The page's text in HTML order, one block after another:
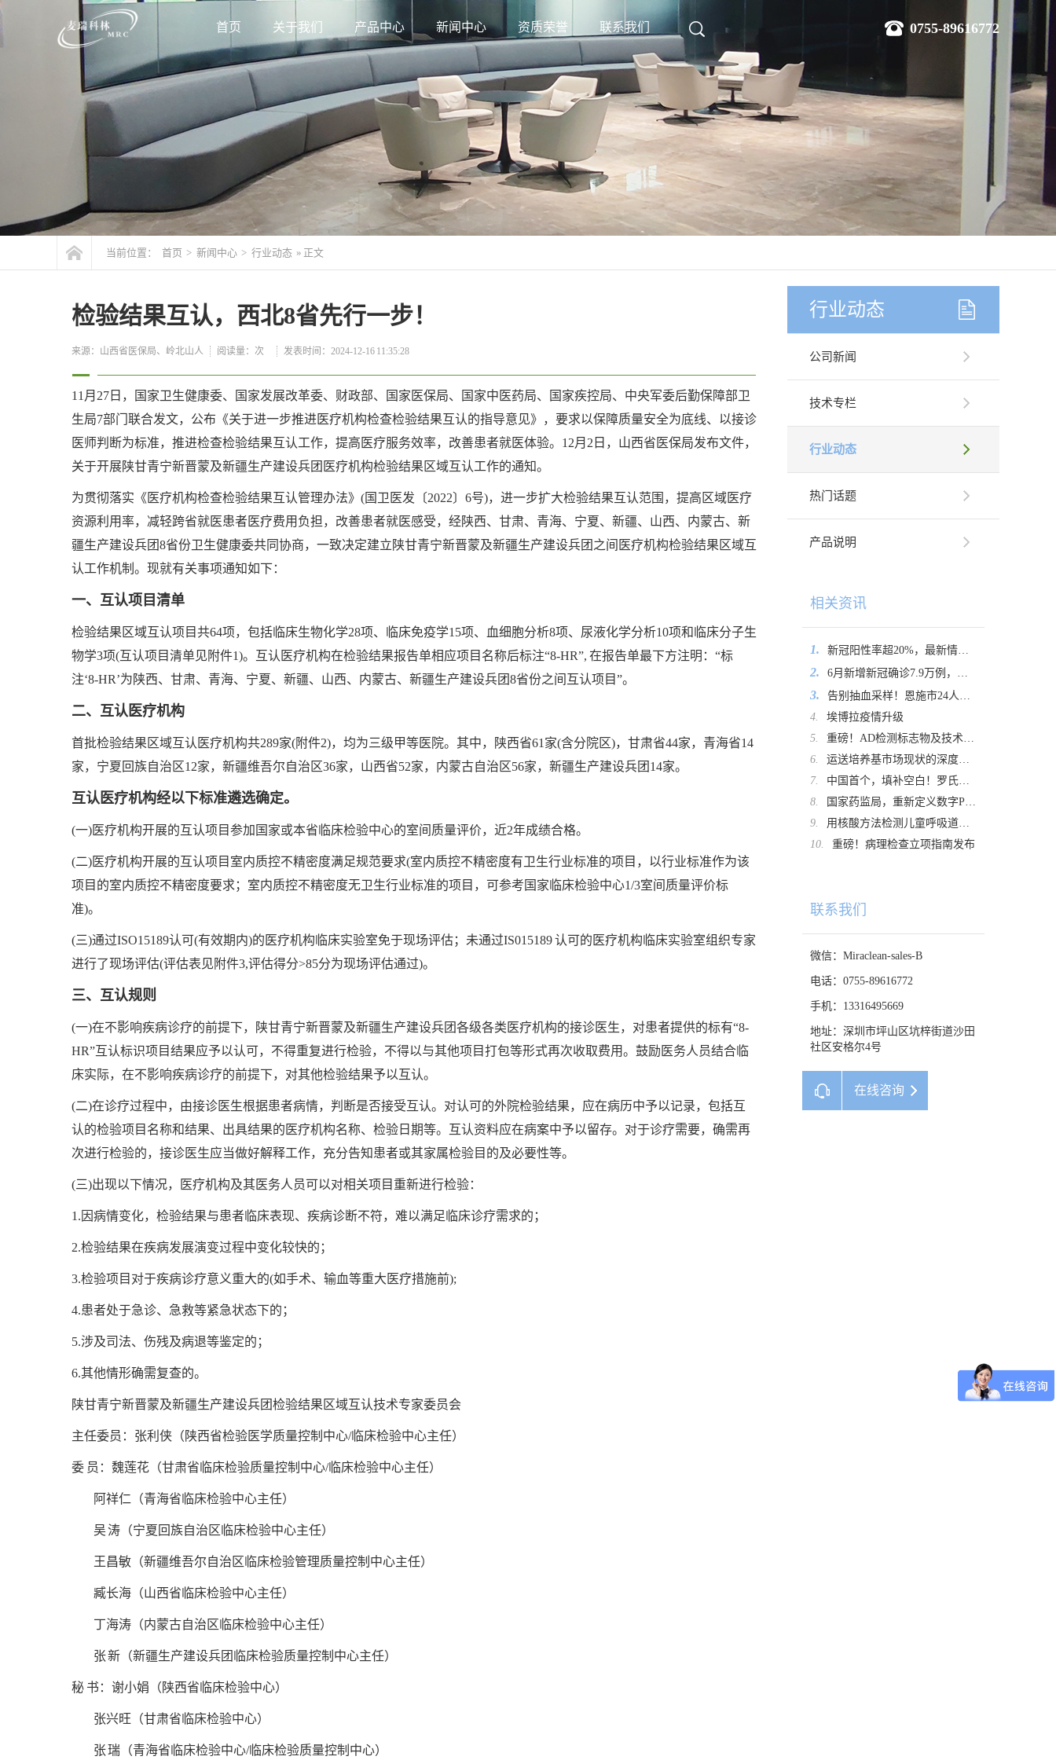
0755-89616772
首页 关于我们 产品中心 新闻中心 资质荣誉 联系我们
当前位置： 首页 > 新闻中心 > 行业动态 » 正文
检验结果互认，西北8省先行一步！
来源：山西省医保局、岭北山人 阅读量： 次 发表时间：2024-12-16 11:35:28
11月27日，国家卫生健康委、国家发展改革委、财政部、国家医保局、国家中医药局、国家疾控局、中央军委后勤保障部卫
生局7部门联合发文，公布《关于进一步推进医疗机构检查检验结果互认的指导意见》，要求以保障质量安全为底线、以接诊
医师判断为标准，推进检查检验结果互认工作，提高医疗服务效率，改善患者就医体验。12月2日，山西省医保局发布文件，
关于开展陕甘青宁新晋蒙及新疆生产建设兵团医疗机构检验结果区域互认工作的通知。
为贯彻落实《医疗机构检查检验结果互认管理办法》(国卫医发〔2022〕6号)，进一步扩大检验结果互认范围，提高区域医疗
资源利用率，减轻跨省就医患者医疗费用负担，改善患者就医感受，经陕西、甘肃、青海、宁夏、新疆、山西、内蒙古、新
疆生产建设兵团8省份卫生健康委共同协商，一致决定建立陕甘青宁新晋蒙及新疆生产建设兵团之间医疗机构检验结果区域互
认工作机制。现就有关事项通知如下：
一、互认项目清单
检验结果区域互认项目共64项，包括临床生物化学28项、临床免疫学15项、血细胞分析8项、尿液化学分析10项和临床分子生
物学3项(互认项目清单见附件1)。互认医疗机构在检验结果报告单相应项目名称后标注“8-HR”, 在报告单最下方注明：“标
注‘8-HR’为陕西、甘肃、青海、宁夏、新疆、山西、内蒙古、新疆生产建设兵团8省份之间互认项目”。
二、互认医疗机构
首批检验结果区域互认医疗机构共289家(附件2)，均为三级甲等医院。其中，陕西省61家(含分院区)，甘肃省44家，青海省14
家，宁夏回族自治区12家，新疆维吾尔自治区36家，山西省52家，内蒙古自治区56家，新疆生产建设兵团14家。
互认医疗机构经以下标准遴选确定。
(一)医疗机构开展的互认项目参加国家或本省临床检验中心的室间质量评价，近2年成绩合格。
(二)医疗机构开展的互认项目室内质控不精密度满足规范要求(室内质控不精密度有卫生行业标准的项目，以行业标准作为该
项目的室内质控不精密度要求；室内质控不精密度无卫生行业标准的项目，可参考国家临床检验中心1/3室间质量评价标
准)。
(三)通过ISO15189认可(有效期内)的医疗机构临床实验室免于现场评估；未通过IS015189 认可的医疗机构临床实验室组织专家
进行了现场评估(评估表见附件3,评估得分>85分为现场评估通过)。
三、互认规则
(一)在不影响疾病诊疗的前提下，陕甘青宁新晋蒙及新疆生产建设兵团各级各类医疗机构的接诊医生，对患者提供的标有“8-
HR”互认标识项目结果应予以认可，不得重复进行检验，不得以与其他项目打包等形式再次收取费用。鼓励医务人员结合临
床实际，在不影响疾病诊疗的前提下，对其他检验结果予以互认。
(二)在诊疗过程中，由接诊医生根据患者病情，判断是否接受互认。对认可的外院检验结果，应在病历中予以记录，包括互
认的检验项目名称和结果、出具结果的医疗机构名称、检验日期等。互认资料应在病案中予以留存。对于诊疗需要，确需再
次进行检验的，接诊医生应当做好解释工作，充分告知患者或其家属检验目的及必要性等。
(三)出现以下情况，医疗机构及其医务人员可以对相关项目重新进行检验：
1.因病情变化，检验结果与患者临床表现、疾病诊断不符，难以满足临床诊疗需求的；
2.检验结果在疾病发展演变过程中变化较快的；
3.检验项目对于疾病诊疗意义重大的(如手术、输血等重大医疗措施前);
4.患者处于急诊、急救等紧急状态下的；
5.涉及司法、伤残及病退等鉴定的；
6.其他情形确需复查的。
陕甘青宁新晋蒙及新疆生产建设兵团检验结果区域互认技术专家委员会
主任委员：张利侠（陕西省检验医学质量控制中心/临床检验中心主任）
委 员：魏莲花（甘肃省临床检验质量控制中心/临床检验中心主任）
阿祥仁（青海省临床检验中心主任）
吴 涛（宁夏回族自治区临床检验中心主任）
王昌敏（新疆维吾尔自治区临床检验管理质量控制中心主任）
臧长海（山西省临床检验中心主任）
丁海涛（内蒙古自治区临床检验中心主任）
张 新（新疆生产建设兵团临床检验质量控制中心主任）
秘 书：谢小娟（陕西省临床检验中心）
张兴旺（甘肃省临床检验中心）
张 瑞（青海省临床检验中心/临床检验质量控制中心）
行业动态
公司新闻
技术专栏
行业动态
热门话题
产品说明
相关资讯
1. 新冠阳性率超20%，最新情况公布
2. 6月新增新冠确诊7.9万例，其中重症130例
3.
告别抽血采样！恩施市24人通过口腔拭子加入中华骨髓库
4.
埃博拉疫情升级
5.
重磅！AD检测标志物及技术，专家共识发布
6.
运送培养基市场现状的深度解析及未来趋势展望
7.
中国首个，填补空白！罗氏诊断重磅拿证
8.
国家药监局，重新定义数字PCR！
9.
用核酸方法检测儿童呼吸道肺炎支原体感染时，口咽拭子取样的检出率远高于鼻咽拭子
10.
重磅！病理检查立项指南发布
联系我们
微信：Miraclean-sales-B
电话：0755-89616772
手机：13316495669
地址：深圳市坪山区坑梓街道沙田
社区安格尔4号
在线咨询